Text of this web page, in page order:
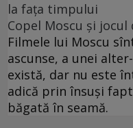
la fața timpului
Copel Moscu și
Filmele lui Moscu
ascunse, a unei
există, dar nu este
adică prin însuși
băgată în seamă.